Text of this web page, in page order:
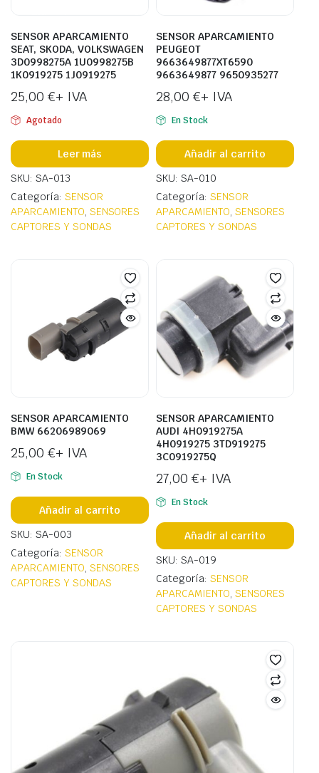
SENSOR APARCAMIENTO
SEAT, SKODA, VOLKSWAGEN
3D0998275A 1U0998275B
1K0919275 1J0919275
25,00 €+ IVA
Agotado
Leer más
SKU: SA-013
Categoría: SENSOR
APARCAMIENTO, SENSORES
CAPTORES Y SONDAS
SENSOR APARCAMIENTO
PEUGEOT
9663649877XT6590
9663649877 9650935277
28,00 €+ IVA
En Stock
Añadir al carrito
SKU: SA-010
Categoría: SENSOR
APARCAMIENTO, SENSORES
CAPTORES Y SONDAS
SENSOR APARCAMIENTO
BMW 66206989069
25,00 €+ IVA
En Stock
Añadir al carrito
SKU: SA-003
Categoría: SENSOR
APARCAMIENTO, SENSORES
CAPTORES Y SONDAS
SENSOR APARCAMIENTO
AUDI 4H0919275A
4H0919275 3TD919275
3C0919275Q
27,00 €+ IVA
En Stock
Añadir al carrito
SKU: SA-019
Categoría: SENSOR
APARCAMIENTO, SENSORES
CAPTORES Y SONDAS